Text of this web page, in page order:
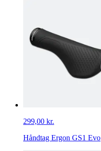
299,00 kr.
Håndtag Ergon GS1 Evo